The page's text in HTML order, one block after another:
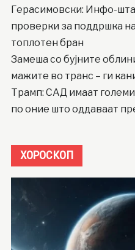
Герасимовски: Инфо-
проверки за поддршка
топлотен бран
Замеша со бујните
мажите во транс – ги
Трамп: САД имаат големи
по оние што оддаваат
ХОРОСКОП